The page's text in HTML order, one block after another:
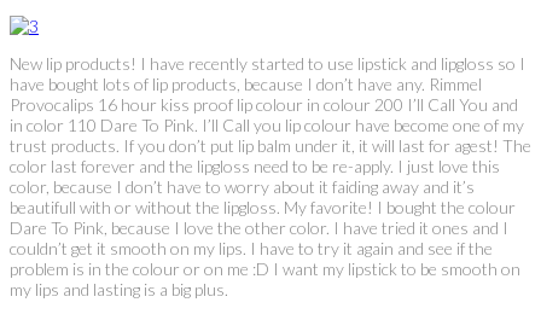
New lip products! I have recently started to use lipstick and lipgloss so I
have bought lots of lip products, because I don’t have any. Rimmel
Provocalips 16 hour kiss proof lip colour in colour 200 I’ll Call You and
in color 110 Dare To Pink. I’ll Call you lip colour have become one of my
trust products. If you don’t put lip balm under it, it will last for agest! The
color last forever and the lipgloss need to be re-apply. I just love this
color, because I don’t have to worry about it faiding away and it’s
beautifull with or without the lipgloss. My favorite! I bought the colour
Dare To Pink, because I love the other color. I have tried it ones and I
couldn’t get it smooth on my lips. I have to try it again and see if the
problem is in the colour or on me :D I want my lipstick to be smooth on
my lips and lasting is a big plus.